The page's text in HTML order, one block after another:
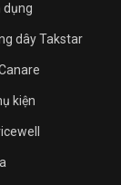
dụng
dây Takstar
kiện